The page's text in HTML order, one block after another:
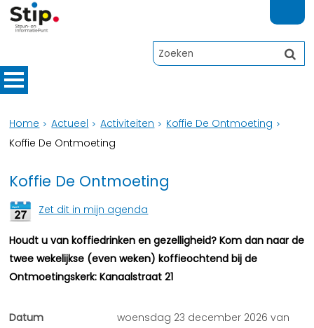
Home Actueel Activiteiten
Koffie De Ontmoeting
Koffie De Ontmoeting
Koffie De Ontmoeting
Zet dit in mijn agenda
Houdt u van koffiedrinken en gezelligheid? Kom dan naar de
twee wekelijkse (even weken) koffieochtend bij de
Ontmoetingskerk: Kanaalstraat 21
Datum
woensdag 23 december 2026 van